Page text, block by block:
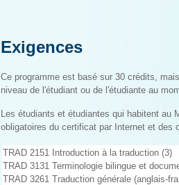
Exigences
Ce programme est basé sur 30 crédits,
niveau de l'étudiant ou de l'étudiante au
Les étudiants et étudiantes qui habitent au
obligatoires du certificat par Internet et des
TRAD 2151 Introduction à la traduction (3)
TRAD 3131 Terminologie bilingue et
TRAD 3261 Traduction générale (anglais-